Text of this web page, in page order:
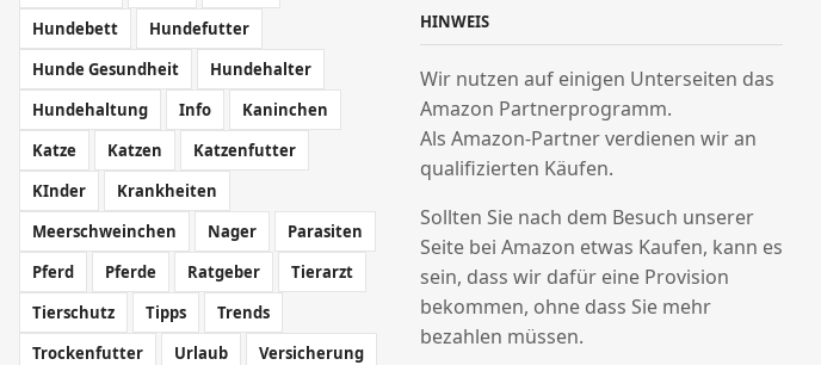
Hundebett
Hundefutter
Hunde Gesundheit
Hundehalter
Hundehaltung
Info
Kaninchen
Katze
Katzen
Katzenfutter
KInder
Krankheiten
Meerschweinchen
Nager
Parasiten
Pferd
Pferde Ratgeber
Tierarzt
Tierschutz
Tipps
Trends
Trockenfutter
Urlaub
Versicherung
HINWEIS
Wir nutzen auf einigen Unterseiten das
Amazon Partnerprogramm.
Als Amazon-Partner verdienen wir an
qualifizierten Käufen.
Sollten Sie nach dem Besuch unserer
Seite bei Amazon etwas Kaufen, kann es
sein, dass wir dafür eine Provision
bekommen, ohne dass Sie mehr
bezahlen müssen.